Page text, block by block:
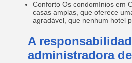
Conforto Os condomínios em
casas amplas, que oferece
agradável, que nenhum hotel
A
administradora